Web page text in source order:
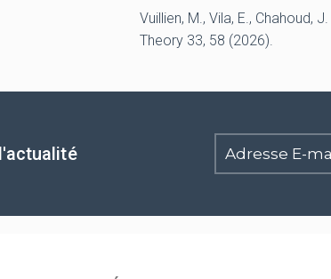
Vuillien, M., Vila, E., Chahoud,
Theory 33, 58 (2026).
Adresse
E-